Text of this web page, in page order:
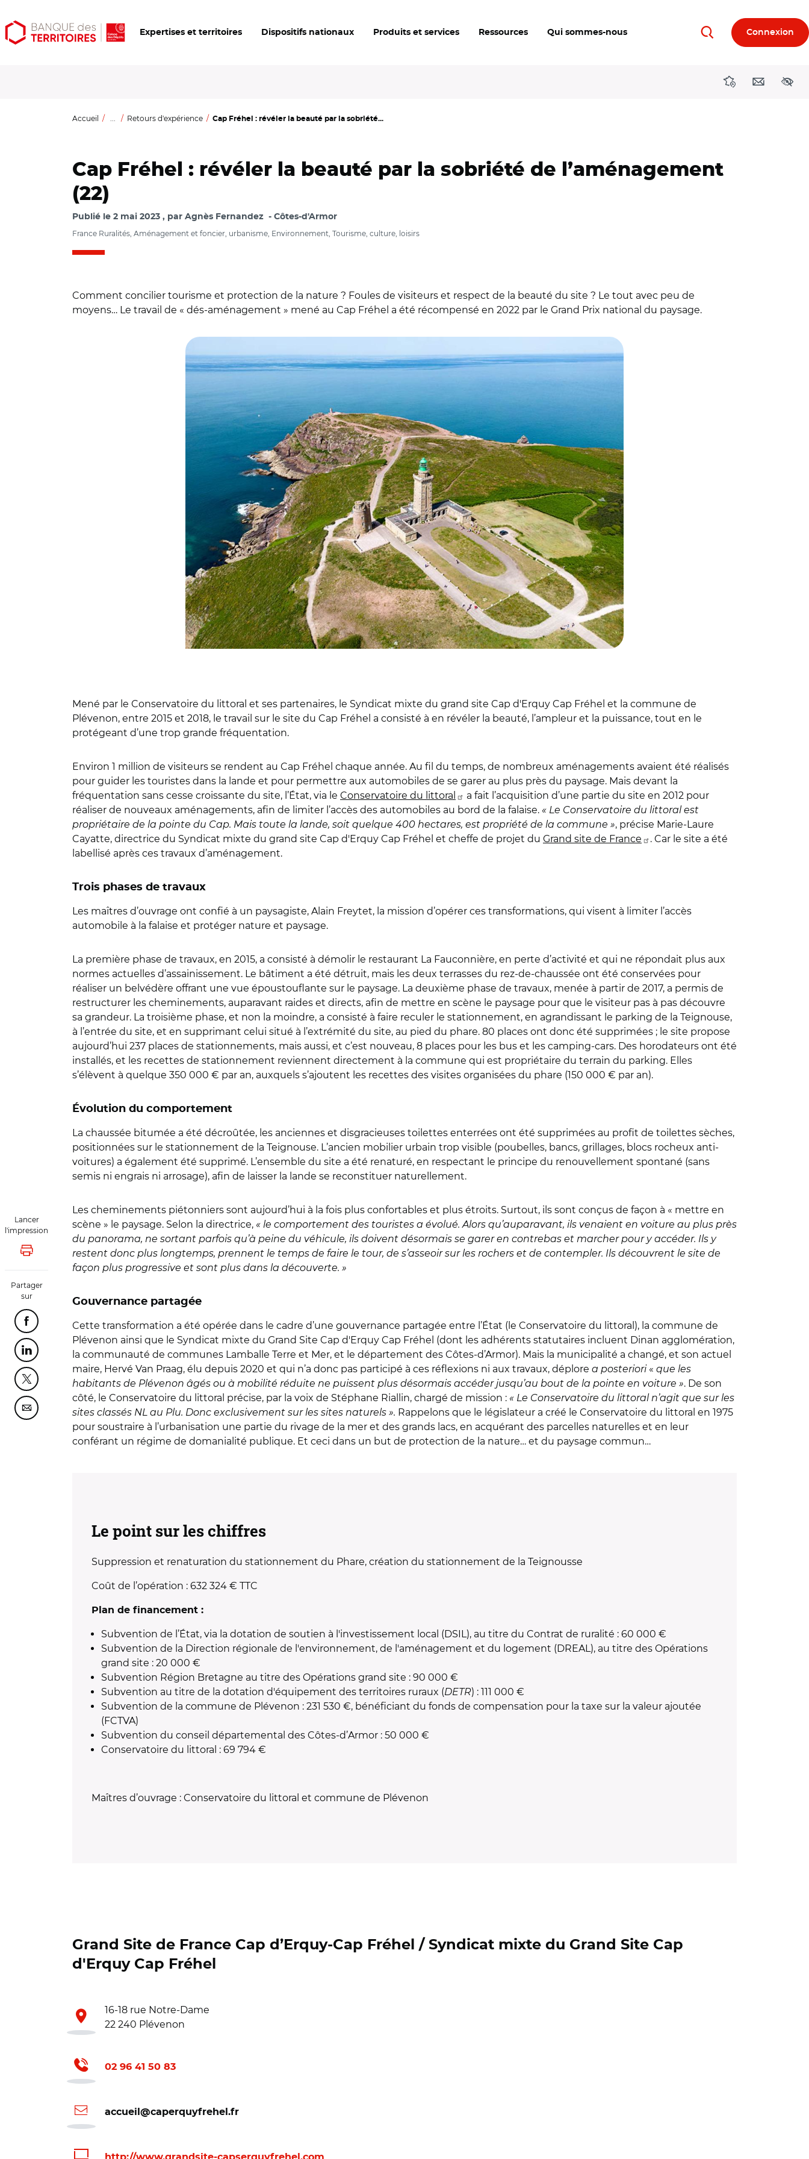
Aller
au
Aller
au
Ouvrir
les
Expertises et territoires Dispositifs nationaux Produits et services Ressources Qui sommes-nous RechercherConnexion
DirectionsContact
Accueil ... Retours d'expérience Cap Fréhel : révéler la beauté par la sobriété...
Cap Fréhel : révéler la beauté par la sobriété de l’aménagement
(22)
Publié le 2 mai 2023 par Agnès Fernandez Côtes-d'Armor
France Ruralités, Aménagement et foncier, urbanisme, Environnement, Tourisme, culture, loisirs
Lancer
l'impression
Lancer l'impression
Partager
sur
Partager cette page sur Facebook
Partager cette page sur Linkedin
Partager cette page sur Twitter
Partager cette page sur Courriel
Comment concilier tourisme et protection de la nature ? Foules de visiteurs et respect de la beauté du site ? Le tout avec peu de
moyens… Le travail de « dés-aménagement » mené au Cap Fréhel a été récompensé en 2022 par le Grand Prix national du paysage.
Mené par le Conservatoire du littoral et ses partenaires, le Syndicat mixte du grand site Cap d'Erquy Cap Fréhel et la commune de
Plévenon, entre 2015 et 2018, le travail sur le site du Cap Fréhel a consisté à en révéler la beauté, l’ampleur et la puissance, tout en le
protégeant d’une trop grande fréquentation.
Environ 1 million de visiteurs se rendent au Cap Fréhel chaque année. Au fil du temps, de nombreux aménagements avaient été réalisés
pour guider les touristes dans la lande et pour permettre aux automobiles de se garer au plus près du paysage. Mais devant la
fréquentation sans cesse croissante du site, l’État, via le Conservatoire du littoral
a fait l’acquisition d’une partie du site en 2012 pour
réaliser de nouveaux aménagements, afin de limiter l’accès des automobiles au bord de la falaise. « Le Conservatoire du littoral est
propriétaire de la pointe du Cap. Mais toute la lande, soit quelque 400 hectares, est propriété de la commune », précise Marie-Laure
Cayatte, directrice du Syndicat mixte du grand site Cap d'Erquy Cap Fréhel et cheffe de projet du Grand site de France
. Car le site a été
labellisé après ces travaux d’aménagement.
Trois phases de travaux
Les maîtres d’ouvrage ont confié à un paysagiste, Alain Freytet, la mission d’opérer ces transformations, qui visent à limiter l’accès
automobile à la falaise et protéger nature et paysage.
La première phase de travaux, en 2015, a consisté à démolir le restaurant La Fauconnière, en perte d’activité et qui ne répondait plus aux
normes actuelles d’assainissement. Le bâtiment a été détruit, mais les deux terrasses du rez-de-chaussée ont été conservées pour
réaliser un belvédère offrant une vue époustouflante sur le paysage. La deuxième phase de travaux, menée à partir de 2017, a permis de
restructurer les cheminements, auparavant raides et directs, afin de mettre en scène le paysage pour que le visiteur pas à pas découvre
sa grandeur. La troisième phase, et non la moindre, a consisté à faire reculer le stationnement, en agrandissant le parking de la Teignouse,
à l’entrée du site, et en supprimant celui situé à l’extrémité du site, au pied du phare. 80 places ont donc été supprimées ; le site propose
aujourd’hui 237 places de stationnements, mais aussi, et c’est nouveau, 8 places pour les bus et les camping-cars. Des horodateurs ont été
installés, et les recettes de stationnement reviennent directement à la commune qui est propriétaire du terrain du parking. Elles
s’élèvent à quelque 350 000 € par an, auxquels s’ajoutent les recettes des visites organisées du phare (150 000 € par an).
Évolution du comportement
La chaussée bitumée a été décroûtée, les anciennes et disgracieuses toilettes enterrées ont été supprimées au profit de toilettes sèches,
positionnées sur le stationnement de la Teignouse. L’ancien mobilier urbain trop visible (poubelles, bancs, grillages, blocs rocheux anti-
voitures) a également été supprimé. L’ensemble du site a été renaturé, en respectant le principe du renouvellement spontané (sans
semis ni engrais ni arrosage), afin de laisser la lande se reconstituer naturellement.
Les cheminements piétonniers sont aujourd’hui à la fois plus confortables et plus étroits. Surtout, ils sont conçus de façon à « mettre en
scène » le paysage. Selon la directrice, « le comportement des touristes a évolué. Alors qu’auparavant, ils venaient en voiture au plus près
du panorama, ne sortant parfois qu’à peine du véhicule, ils doivent désormais se garer en contrebas et marcher pour y accéder. Ils y
restent donc plus longtemps, prennent le temps de faire le tour, de s’asseoir sur les rochers et de contempler. Ils découvrent le site de
façon plus progressive et sont plus dans la découverte. »
Gouvernance partagée
Cette transformation a été opérée dans le cadre d’une gouvernance partagée entre l’État (le Conservatoire du littoral), la commune de
Plévenon ainsi que le Syndicat mixte du Grand Site Cap d'Erquy Cap Fréhel (dont les adhérents statutaires incluent Dinan agglomération,
la communauté de communes Lamballe Terre et Mer, et le département des Côtes-d’Armor). Mais la municipalité a changé, et son actuel
maire, Hervé Van Praag, élu depuis 2020 et qui n’a donc pas participé à ces réflexions ni aux travaux, déplore a posteriori« que les
habitants de Plévenon âgés ou à mobilité réduite ne puissent plus désormais accéder jusqu’au bout de la pointe en voiture ». De son
côté, le Conservatoire du littoral précise, par la voix de Stéphane Riallin, chargé de mission : « Le Conservatoire du littoral n’agit que sur les
sites classés NL au Plu. Donc exclusivement sur les sites naturels ». Rappelons que le législateur a créé le Conservatoire du littoral en 1975
pour soustraire à l ’urbanisation une partie du rivage de la mer et des grands lacs, en acquérant des parcelles naturelles et en leur
conférant un régime de domanialité publique. Et ceci dans un but de protection de la nature… et du paysage commun…
Le point sur les chiffres
Suppression et renaturation du stationnement du Phare, création du stationnement de la Teignousse
Coût de l ’opération : 632 324 € TTC
Plan de financement :
Subvention de l’État, via la dotation de soutien à l'investissement local (DSIL), au titre du Contrat de ruralité : 60 000 €
Subvention de la Direction régionale de l'environnement, de l'aménagement et du logement (DREAL), au titre des Opérations
grand site : 20 000 €
Subvention Région Bretagne au titre des Opérations grand site : 90 000 €
Subvention au titre de la dotation d'équipement des territoires ruraux (DETR) : 111 000 €
Subvention de la commune de Plévenon : 231 530 €, bénéficiant du fonds de compensation pour la taxe sur la valeur ajoutée
(FCTVA)
Subvention du conseil départemental des Côtes-d’Armor : 50 000 €
Conservatoire du littoral : 69 794 €
Maîtres d’ouvrage : Conservatoire du littoral et commune de Plévenon
Grand Site de France Cap d’Erquy-Cap Fréhel / Syndicat mixte du Grand Site Cap
d'Erquy Cap Fréhel
16-18 rue Notre-Dame
22 240 Plévenon
02 96 41 50 83
accueil@caperquyfrehel.fr
http://www.grandsite-capserquyfrehel.com